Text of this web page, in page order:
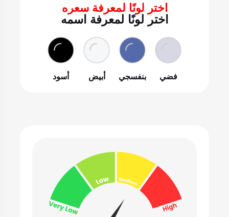
اختر لونًا لمعرفة سعره
اختر لونًا لمعرفة اسمه
فضي بنفسجي أبيض أسود